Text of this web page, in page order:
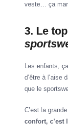
veste… ça
3. Le
Les enfants,
d’être à l’aise
que le
C’est la
confort, c’est